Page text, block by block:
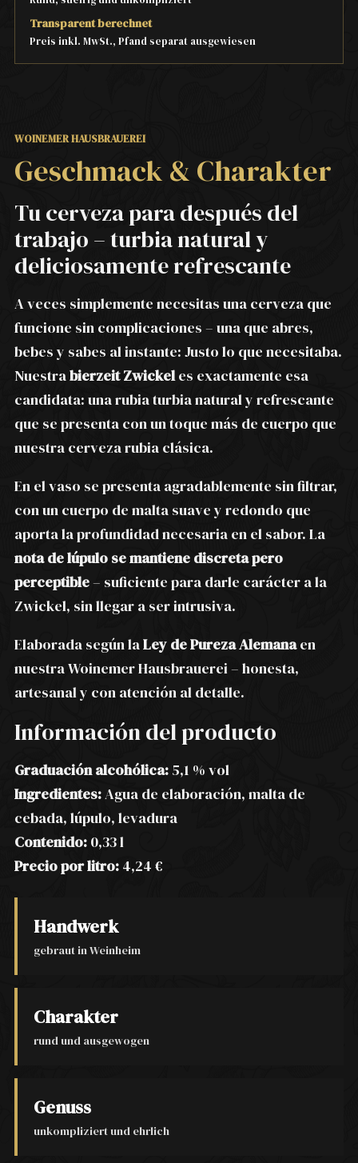
Transparent berechnet
Preis inkl. MwSt., Pfand separat ausgewiesen
WOINEMER HAUSBRAUEREI
Geschmack & Charakter
Tu cerveza para después del
trabajo – turbia natural y
deliciosamente refrescante
A veces simplemente necesitas una cerveza que
funcione sin complicaciones – una que abres,
bebes y sabes al instante: Justo lo que necesitaba.
Nuestrabierzeit Zwickeles exactamente esa
candidata: una rubia turbia natural y refrescante
que se presenta con un toque más de cuerpo que
nuestra cerveza rubia clásica.
En el vaso se presenta agradablemente sin filtrar,
con un cuerpo de malta suave y redondo que
aporta la profundidad necesaria en el sabor. La
nota de lúpulo se mantiene discreta pero
perceptible– suficiente para darle carácter a la
Zwickel, sin llegar a ser intrusiva.
Elaborada según laLey de Pureza Alemanaen
nuestra Woinemer Hausbrauerei – honesta,
artesanal y con atención al detalle.
Información del producto
Graduación alcohólica: 5,1 % vol
Ingredientes:Agua de elaboración, malta de
cebada, lúpulo, levadura
Contenido: 0,33 l
Precio por litro: 4,24 €
Handwerk
gebraut in Weinheim
Charakter
rund und ausgewogen
Genuss
unkompliziert und ehrlich